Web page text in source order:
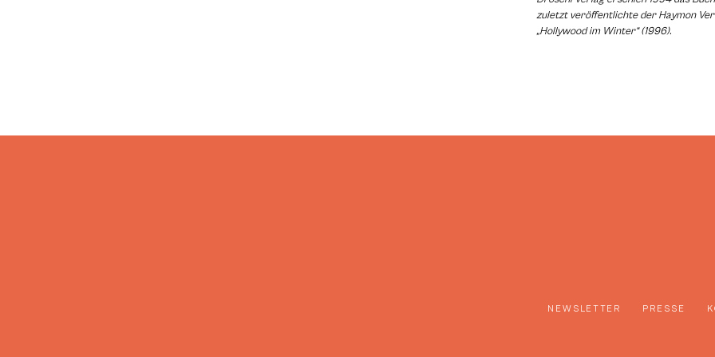
zuletzt veröffentlichte der Haymon
„Hollywood im Winter“ (1996).
NEWSLETTER PRESSE